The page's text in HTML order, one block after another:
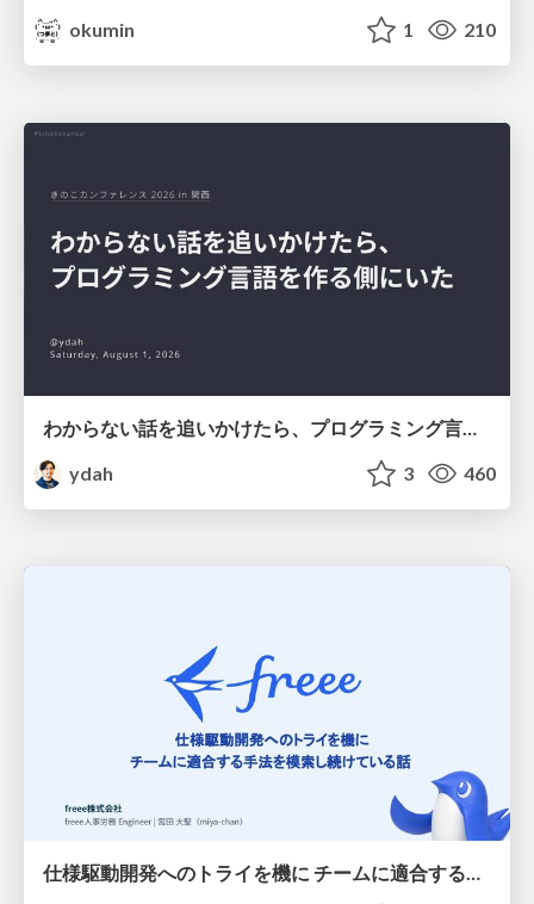
okumin
1 210
わからない話を追いかけたら、プログラミング言語を作る側にいた
ydah
3 460